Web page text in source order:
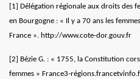
[1]
Délégation régionale aux droits des
en Bourgogne : « Il y a 70 ans les
France ». http://www.cote-dor.gouv.fr
[2]
Bézie G. : « 1755, la Constitution
femmes » France3-